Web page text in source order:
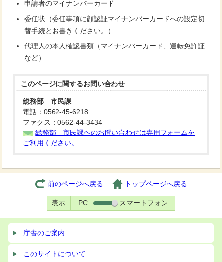
申請者のマイナンバーカード
委任状（委任事項に顔認証マイナンバーカードへの設定切
替手続とお書きください。）
代理人の本人確認書類（マイナンバーカード、運転免許証
など）
このページに関するお問い合わせ
総務部 市民課
電話：0562-45-6218
ファクス：0562-44-3434
総務部 市民課へのお問い合わせは専用フォームを
ご利用ください。
前のページへ戻る トップページへ戻る
表示 PC スマートフォン
庁舎のご案内
このサイトについて